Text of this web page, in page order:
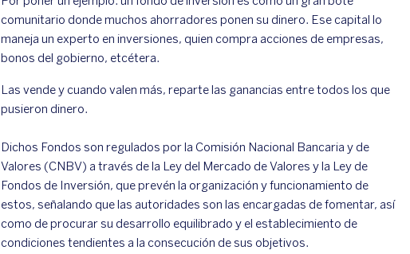
comunitario donde muchos ahorradores ponen su dinero. Ese capital lo
maneja un experto en inversiones, quien compra acciones de empresas,
bonos del gobierno, etcétera.
Las vende y cuando valen más, reparte las ganancias entre todos los que
pusieron dinero.
Dichos Fondos son regulados por la Comisión Nacional Bancaria y de
Valores (CNBV) a través de la Ley del Mercado de Valores y la Ley de
Fondos de Inversión, que prevén la organización y funcionamiento de
estos, señalando que las autoridades son las encargadas de fomentar, así
como de procurar su desarrollo equilibrado y el establecimiento de
condiciones tendientes a la consecución de sus objetivos.